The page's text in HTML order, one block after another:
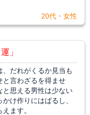
20代・女性
」
、だれがくるか見当も
と言わざるを得ませ
と思える男性は少ない
け作りにはばるし、
ます。